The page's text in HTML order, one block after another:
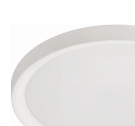
hviezdičiek.